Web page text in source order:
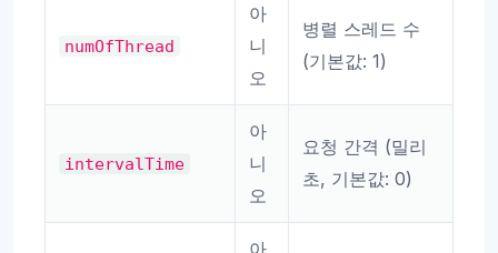
numOfThread
아
니
오
병렬 스레드 수
(기본값: 1)
intervalTime
아
니
오
요청 간격 (밀리
초, 기본값: 0)
아